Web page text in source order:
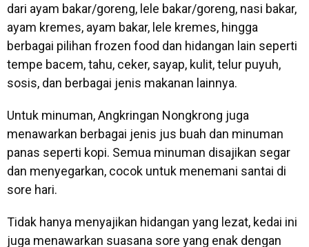
dari ayam bakar/goreng, lele bakar/goreng, nasi bakar,
ayam kremes, ayam bakar, lele kremes, hingga
berbagai pilihan frozen food dan hidangan lain seperti
tempe bacem, tahu, ceker, sayap, kulit, telur puyuh,
sosis, dan berbagai jenis makanan lainnya.
Untuk minuman, Angkringan Nongkrong juga
menawarkan berbagai jenis jus buah dan minuman
panas seperti kopi. Semua minuman disajikan segar
dan menyegarkan, cocok untuk menemani santai di
sore hari.
Tidak hanya menyajikan hidangan yang lezat, kedai ini
juga menawarkan suasana sore yang enak dengan